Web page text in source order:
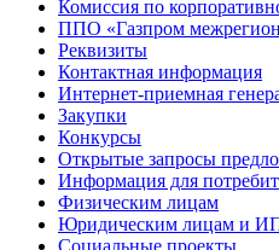
Комиссия по
ППО «Газпром
Реквизиты
Контактная информация
Интернет-приемная
Закупки
Конкурсы
Открытые запросы
Информация для
Физическим лицам
Юридическим лицам и
Социальные проекты